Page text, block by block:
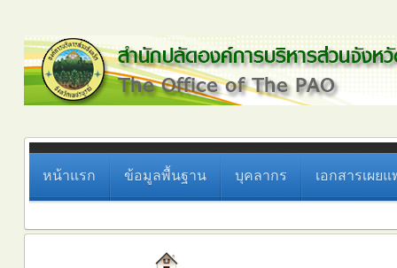
หน้าแรก ข้อมูลพื้นฐาน บุคลากร เอกสารเผยแ